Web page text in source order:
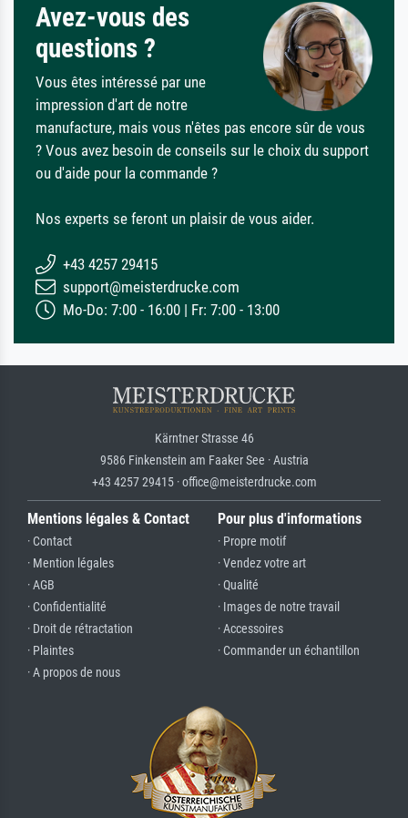
Avez-vous des
questions ?
Vous êtes intéressé par une
impression d'art de notre
manufacture, mais vous n'êtes pas encore sûr de vous
? Vous avez besoin de conseils sur le choix du support
ou d'aide pour la commande ?
Nos experts se feront un plaisir de vous aider.
+43 4257 29415
support@meisterdrucke.com
Mo-Do: 7:00 - 16:00 | Fr: 7:00 - 13:00
Kärntner Strasse 46
9586 Finkenstein am Faaker See · Austria
+43 4257 29415 · office@meisterdrucke.com
Mentions légales & Contact
· Contact
· Mention légales
· AGB
· Confidentialité
· Droit de rétractation
· Plaintes
· A propos de nous
Pour plus d'informations
· Propre motif
· Vendez votre art
· Qualité
· Images de notre travail
· Accessoires
· Commander un échantillon